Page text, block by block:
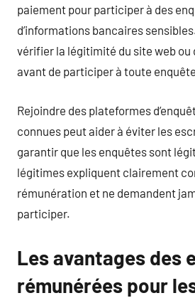
paiement pour participer à des
d’informations bancaires
vérifier la légitimité du site web ou
avant de participer à toute
Rejoindre des plateformes
connues peut aider à éviter les
garantir que les enquêtes sont
légitimes expliquent clairement
rémunération et ne demandent
participer.
Les avantages des
rémunérées pour